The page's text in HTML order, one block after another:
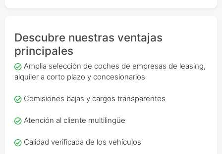
Descubre nuestras ventajas
principales
Amplia selección de coches de empresas de leasing,
alquiler a corto plazo y concesionarios
Comisiones bajas y cargos transparentes
Atención al cliente multilingüe
Calidad verificada de los vehículos